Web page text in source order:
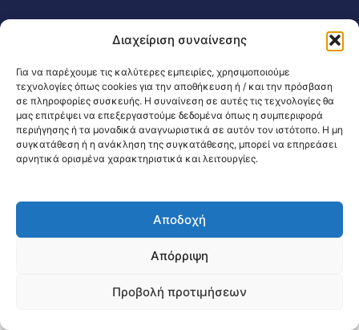
Διαχείριση συναίνεσης
Για να παρέχουμε τις καλύτερες εμπειρίες, χρησιμοποιούμε
τεχνολογίες όπως cookies για την αποθήκευση ή / και την πρόσβαση
σε πληροφορίες συσκευής. Η συναίνεση σε αυτές τις τεχνολογίες θα
μας επιτρέψει να επεξεργαστούμε δεδομένα όπως η συμπεριφορά
περιήγησης ή τα μοναδικά αναγνωριστικά σε αυτόν τον ιστότοπο. Η μη
συγκατάθεση ή η ανάκληση της συγκατάθεσης, μπορεί να επηρεάσει
αρνητικά ορισμένα χαρακτηριστικά και λειτουργίες.
Αποδοχή
Απόρριψη
Προβολή προτιμήσεων